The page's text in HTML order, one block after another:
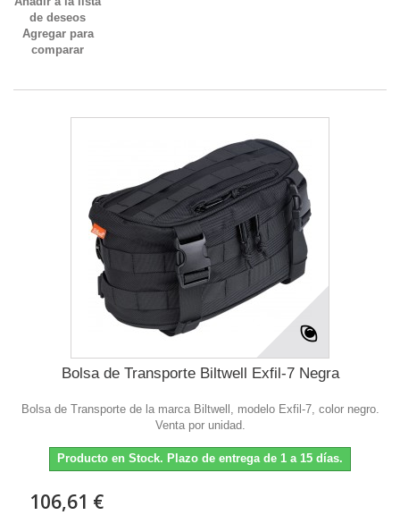
de deseos
Agregar para
comparar
Bolsa de Transporte Biltwell Exfil-7 Negra
Bolsa de Transporte de la marca Biltwell, modelo Exfil-7, color negro.
Venta por unidad.
Producto en Stock. Plazo de entrega de 1 a 15 días.
106,61 €